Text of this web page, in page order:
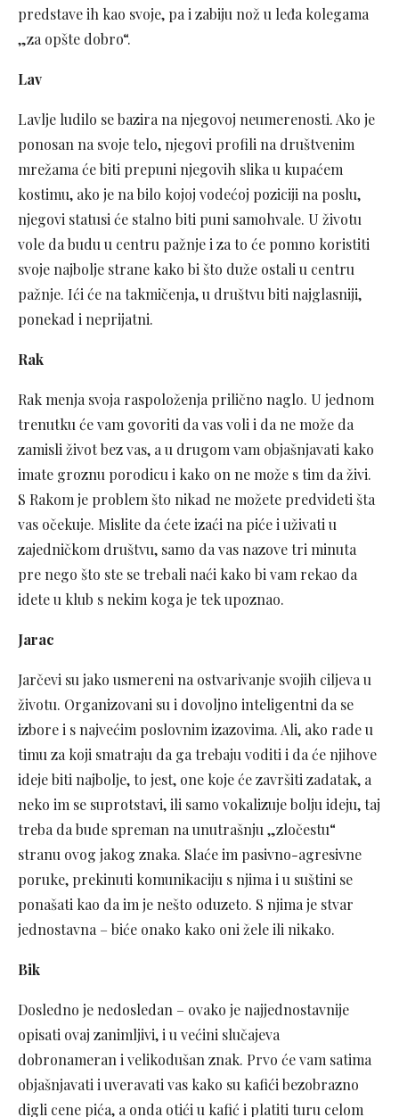
predstave ih kao svoje, pa i zabiju nož u leđa kolegama
„za opšte dobro“.
Lav
Lavlje ludilo se bazira na njegovoj neumerenosti. Ako je
ponosan na svoje telo, njegovi profili na društvenim
mrežama će biti prepuni njegovih slika u kupaćem
kostimu, ako je na bilo kojoj vodećoj poziciji na poslu,
njegovi statusi će stalno biti puni samohvale. U životu
vole da budu u centru pažnje i za to će pomno koristiti
svoje najbolje strane kako bi što duže ostali u centru
pažnje. Ići će na takmičenja, u društvu biti najglasniji,
ponekad i neprijatni.
Rak
Rak menja svoja raspoloženja prilično naglo. U jednom
trenutku će vam govoriti da vas voli i da ne može da
zamisli život bez vas, a u drugom vam objašnjavati kako
imate groznu porodicu i kako on ne može s tim da živi.
S Rakom je problem što nikad ne možete predvideti šta
vas očekuje. Mislite da ćete izaći na piće i uživati u
zajedničkom društvu, samo da vas nazove tri minuta
pre nego što ste se trebali naći kako bi vam rekao da
idete u klub s nekim koga je tek upoznao.
Jarac
Jarčevi su jako usmereni na ostvarivanje svojih ciljeva u
životu. Organizovani su i dovoljno inteligentni da se
izbore i s najvećim poslovnim izazovima. Ali, ako rade u
timu za koji smatraju da ga trebaju voditi i da će njihove
ideje biti najbolje, to jest, one koje će završiti zadatak, a
neko im se suprotstavi, ili samo vokalizuje bolju ideju, taj
treba da bude spreman na unutrašnju „zločestu“
stranu ovog jakog znaka. Slaće im pasivno-agresivne
poruke, prekinuti komunikaciju s njima i u suštini se
ponašati kao da im je nešto oduzeto. S njima je stvar
jednostavna – biće onako kako oni žele ili nikako.
Bik
Dosledno je nedosledan – ovako je najjednostavnije
opisati ovaj zanimljivi, i u većini slučajeva
dobronameran i velikodušan znak. Prvo će vam satima
objašnjavati i uveravati vas kako su kafići bezobrazno
digli cene pića, a onda otići u kafić i platiti turu celom